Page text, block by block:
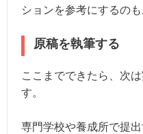
ションを参考にするのも
原稿を執筆する
ここまでできたら、次
す。
専門学校や養成所で提